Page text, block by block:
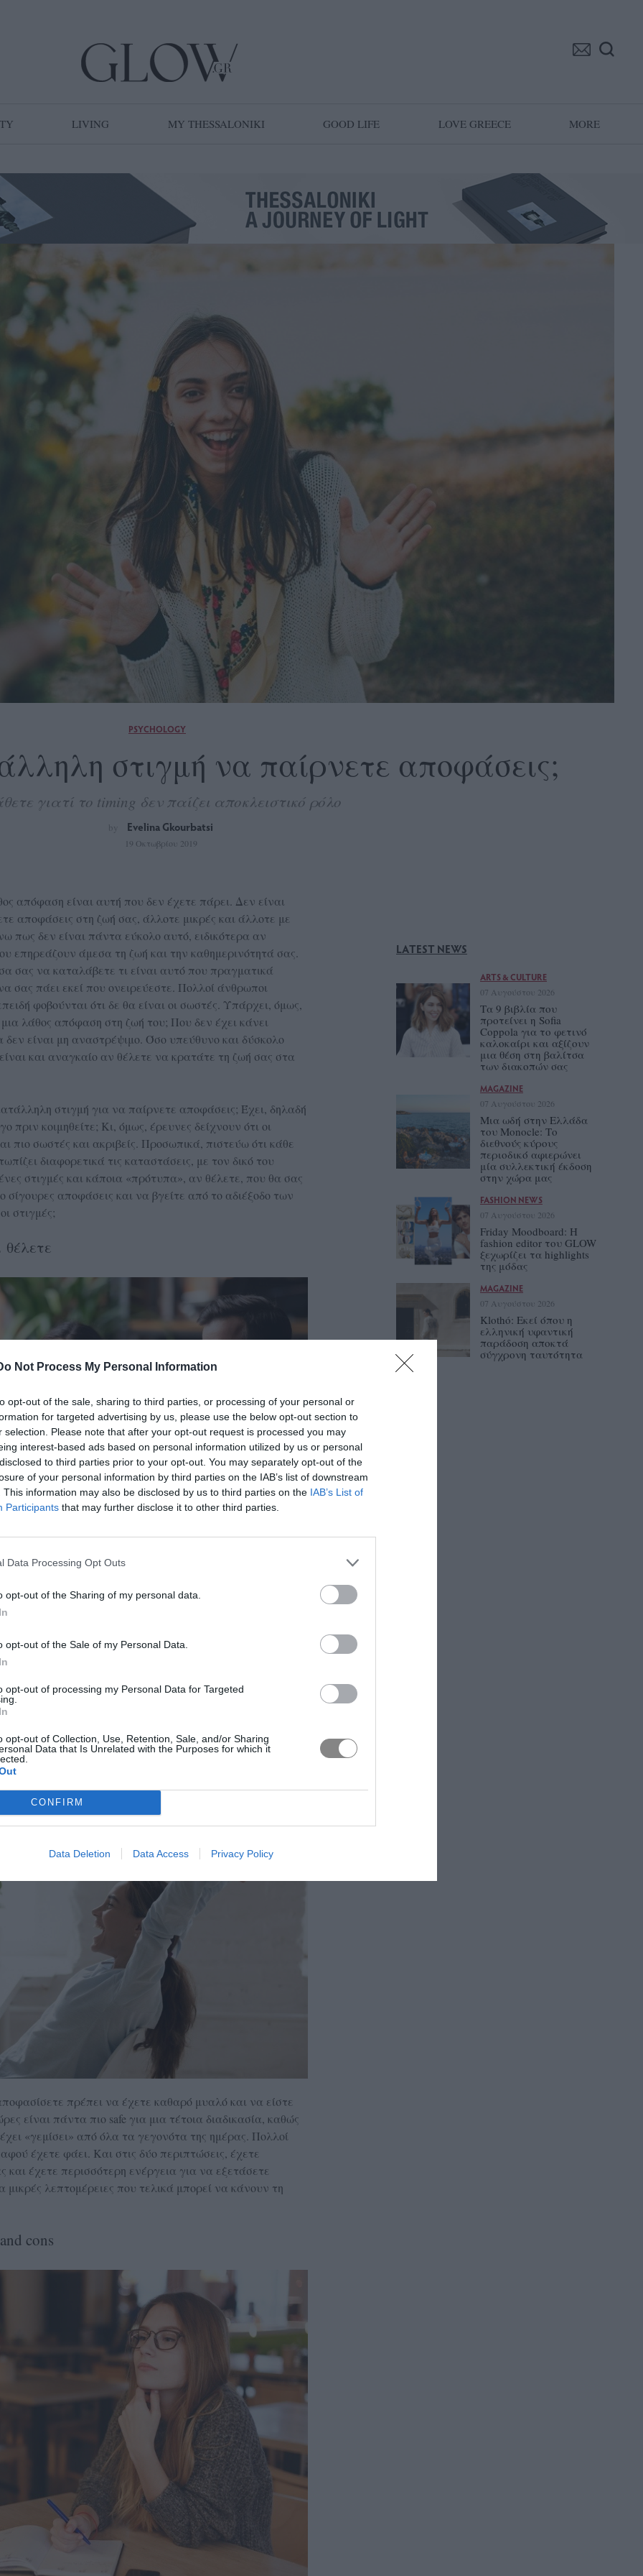
Not Process My Personal Information
opt-out of the sale, sharing to third parties, or processing of your personal or
for targeted advertising by us, please use the below opt-out section to
selection. Please note that after your opt-out request is processed you may
interest-based ads based on personal information utilized by us or personal
to third parties prior to your opt-out. You may separately opt-out of the
of your personal information by third parties on the IAB’s list of downstream
This information may also be disclosed by us to third parties on the IAB’s List of
Participants that may further disclose it to other third parties.
Data Processing Opt Outs
opt-out of the Sharing of my personal data.
opt-out of the Sale of my Personal Data.
opt-out of processing my Personal Data for Targeted
opt-out of Collection, Use, Retention, Sale, and/or Sharing
Data that Is Unrelated with the Purposes for which it
CONFIRM
Data Deletion Data Access Privacy Policy
LIVING MY THESSALONIKI GOOD LIFE LOVE GREECE MORE
PSYCHOLOGY
στιγμή να παίρνετε αποφάσεις;
γιατί το timing δεν παίζει αποκλειστικό ρόλο
by Evelina Gkourbatsi
19 Οκτωβρίου 2019
απόφαση είναι αυτή που δεν έχετε πάρει. Δεν είναι
αποφάσεις στη ζωή σας, άλλοτε μικρές και άλλοτε με
πως δεν είναι πάντα εύκολο αυτό, ειδικότερα αν
επηρεάζουν άμεσα τη ζωή και την καθημερινότητά σας.
σας να καταλάβετε τι είναι αυτό που πραγματικά
σας πάει εκεί που ονειρεύεστε. Πολλοί άνθρωποι
φοβούνται ότι δε θα είναι οι σωστές. Υπάρχει, όμως,
λάθος απόφαση στη ζωή του; Που δεν έχει κάνει
δεν είναι μη αναστρέψιμο. Όσο υπεύθυνο και δύσκολο
και αναγκαίο αν θέλετε να κρατάτε τη ζωή σας στα
στιγμή για να παίρνετε αποφάσεις; Έχει, δηλαδή
πριν κοιμηθείτε; Κι, όμως, έρευνες δείχνουν ότι οι
πιο σωστές και ακριβείς. Προσωπικά, πιστεύω ότι κάθε
διαφορετικά τις καταστάσεις, με τον δικό του
στιγμές και κάποια «πρότυπα», αν θέλετε, που θα σας
αποφάσεις και να βγείτε από το αδιέξοδο των
στιγμές;
θέλετε
είναι να ξέρετε μέσα σας τι είναι αυτό που
θα σας το υποδείξει η λογική, αλλά το ένστικτο. Να το
αυτό που επιθυμείτε. Αφήστε ελεύθερο τον εαυτό
δείτε ότι βαθιά μέσα σας πάντα υπερισχύει μια επιλογή,
αυτές που θα σας οδηγήσουν σε καλύτερα
πρέπει να έχετε καθαρό μυαλό και να είστε
είναι πάντα πιο safe για μια τέτοια διαδικασία, καθώς
«γεμίσει» από όλα τα γεγονότα της ημέρας. Πολλοί
έχετε φάει. Και στις δύο περιπτώσεις, έχετε
έχετε περισσότερη ενέργεια για να εξετάσετε
μικρές λεπτομέρειες που τελικά μπορεί να κάνουν τη
cons
LATEST NEWS
ARTS & CULTURE
07 Αυγούστου 2026
Τα 9 βιβλία που
προτείνει η Sofia
Coppola για το φετινό
καλοκαίρι και αξίζουν
μια θέση στη βαλίτσα
των διακοπών σας
MAGAZINE
07 Αυγούστου 2026
Μια ωδή στην Ελλάδα
του Monocle: Το
διεθνούς κύρους
περιοδικό αφιερώνει
μία συλλεκτική έκδοση
στην χώρα μας
FASHION NEWS
07 Αυγούστου 2026
Friday Moodboard: Η
fashion editor του GLOW
ξεχωρίζει τα highlights
της μόδας
MAGAZINE
07 Αυγούστου 2026
Klothó: Εκεί όπου η
ελληνική υφαντική
παράδοση αποκτά
σύγχρονη ταυτότητα